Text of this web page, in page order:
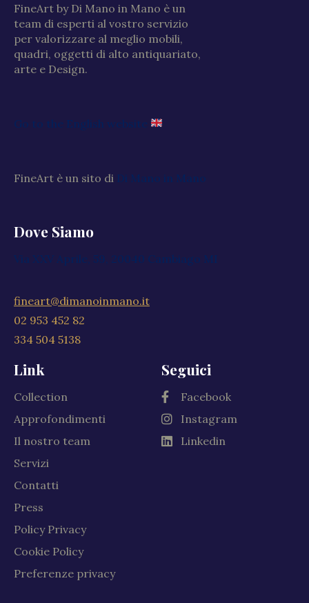
FineArt by Di Mano in Mano è un
team di esperti al vostro servizio
per valorizzare al meglio mobili,
quadri, oggetti di alto antiquariato,
arte e Design.
Go to the English website
FineArt è un sito di Di Mano in Mano
Dove Siamo
Via XXV Aprile, 59, 20040 Cambiago MI
fineart@dimanoinmano.it
02 953 452 82
334 504 5138
Link
Collection
Approfondimenti
Il nostro team
Servizi
Contatti
Press
Policy Privacy
Cookie Policy
Preferenze privacy
Seguici
Facebook
Instagram
Linkedin